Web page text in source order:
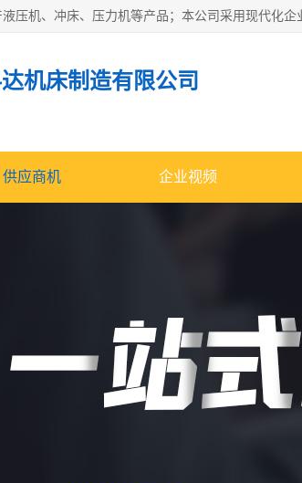
机床制造有限公司
供应商机 企业视频